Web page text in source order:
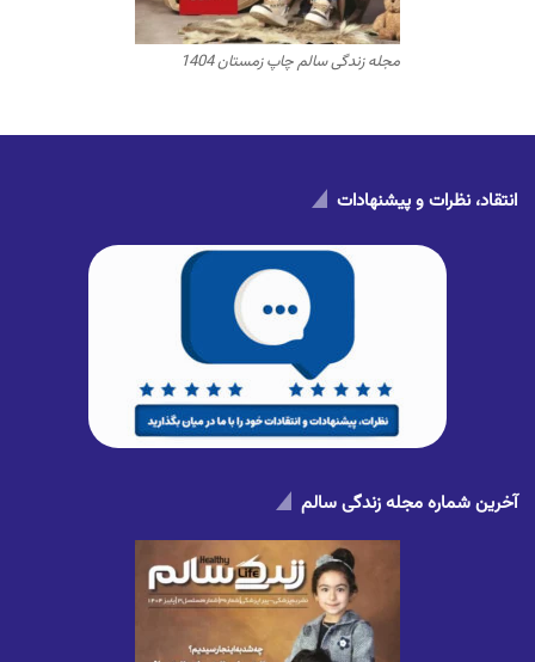
مجله زندگی سالم چاپ زمستان 1404
انتقاد، نظرات و پیشنهادات
آخرین شماره مجله زندگی سالم